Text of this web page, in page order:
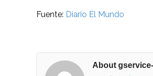
Fuente: Diario El Mundo
About